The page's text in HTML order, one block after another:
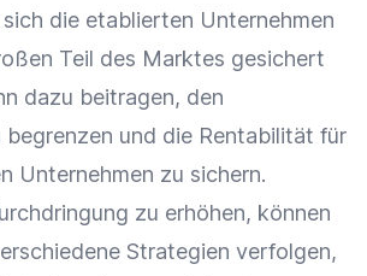
die etablierten Unternehmen
Teil des Marktes gesichert
dazu beitragen, den
und die Rentabilität für
Unternehmen zu sichern.
zu erhöhen, können
Strategien verfolgen,